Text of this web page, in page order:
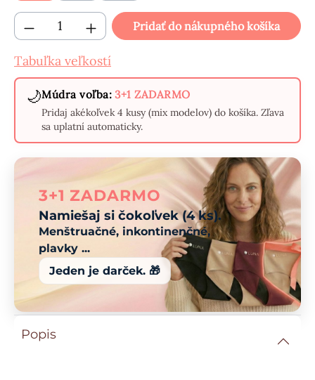
Množstvo produktu: Zadajte požadované
Pridať do nákupného košíka
Tabuľka veľkostí
🌙Múdra voľba: 3+1 ZADARMO
Pridaj akékoľvek 4 kusy (mix modelov) do košíka. Zľava
sa uplatní automaticky.
3+1 ZADARMO
Namiešaj si čokoľvek (4 ks).
Menštruačné, inkontinenčné,
plavky ...
Jeden je darček. 🎁
Popis